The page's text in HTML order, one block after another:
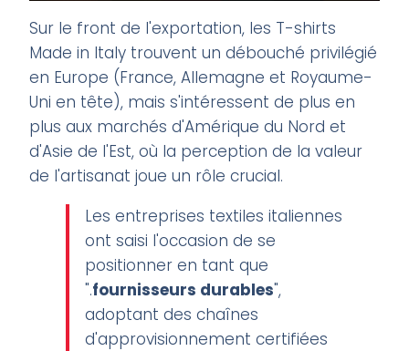
Sur le front de l'exportation, les T-shirts
Made in Italy trouvent un débouché privilégié
en Europe (France, Allemagne et Royaume-
Uni en tête), mais s'intéressent de plus en
plus aux marchés d'Amérique du Nord et
d'Asie de l'Est, où la perception de la valeur
de l'artisanat joue un rôle crucial.
Les entreprises textiles italiennes
ont saisi l'occasion de se
positionner en tant que
".fournisseurs durables",
adoptant des chaînes
d'approvisionnement certifiées